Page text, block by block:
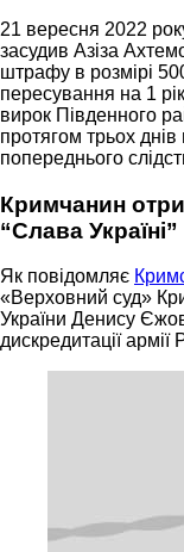
21 вересня 2022
засудив Азіза
штрафу в розмірі
пересування на 1
вирок Південного
протягом трьох
попереднього
Кримчанин
“Слава Україні”
Як повідомляє
«Верховний суд»
України Денису
дискредитації армії